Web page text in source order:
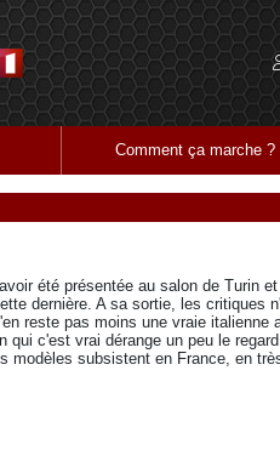
Comment ça marche ?
été présentée au salon de Turin
dernière. A sa sortie, les critiques
reste pas moins une vraie italienne
c'est vrai dérange un peu le
modèles subsistent en France, en